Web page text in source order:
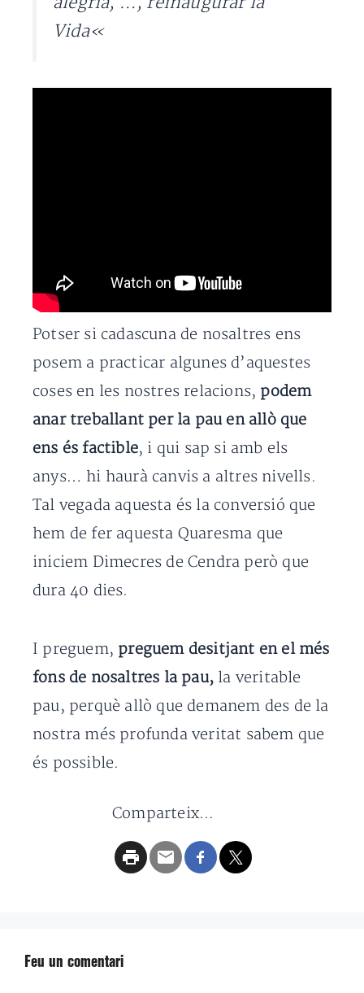
Vida«
Potser si cadascuna de nosaltres ens
posem a practicar algunes d’aquestes
coses en les nostres relacions, podem
anar treballant per la pau en allò que
ens és factible, i qui sap si amb els
anys… hi haurà canvis a altres nivells.
Tal vegada aquesta és la conversió que
hem de fer aquesta Quaresma que
iniciem Dimecres de Cendra però que
dura 40 dies.
I preguem, preguem desitjant en el més
fons de nosaltres la pau, la veritable
pau, perquè allò que demanem des de la
nostra més profunda veritat sabem que
és possible.
Comparteix...
Feu un comentari